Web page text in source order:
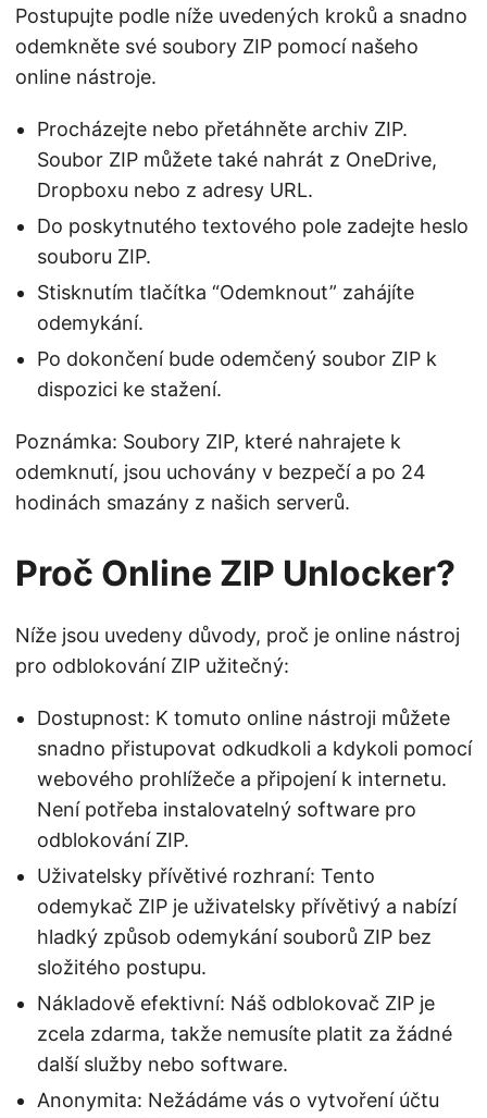
Postupujte podle níže uvedených kroků a snadno
odemkněte své soubory ZIP pomocí našeho
online nástroje.
Procházejte nebo přetáhněte archiv ZIP.
Soubor ZIP můžete také nahrát z OneDrive,
Dropboxu nebo z adresy URL.
Do poskytnutého textového pole zadejte heslo
souboru ZIP.
Stisknutím tlačítka “Odemknout” zahájíte
odemykání.
Po dokončení bude odemčený soubor ZIP k
dispozici ke stažení.
Poznámka: Soubory ZIP, které nahrajete k
odemknutí, jsou uchovány v bezpečí a po 24
hodinách smazány z našich serverů.
Proč Online ZIP Unlocker?
Níže jsou uvedeny důvody, proč je online nástroj
pro odblokování ZIP užitečný:
Dostupnost: K tomuto online nástroji můžete
snadno přistupovat odkudkoli a kdykoli pomocí
webového prohlížeče a připojení k internetu.
Není potřeba instalovatelný software pro
odblokování ZIP.
Uživatelsky přívětivé rozhraní: Tento
odemykač ZIP je uživatelsky přívětivý a nabízí
hladký způsob odemykání souborů ZIP bez
složitého postupu.
Nákladově efektivní: Náš odblokovač ZIP je
zcela zdarma, takže nemusíte platit za žádné
další služby nebo software.
Anonymita: Nežádáme vás o vytvoření účtu